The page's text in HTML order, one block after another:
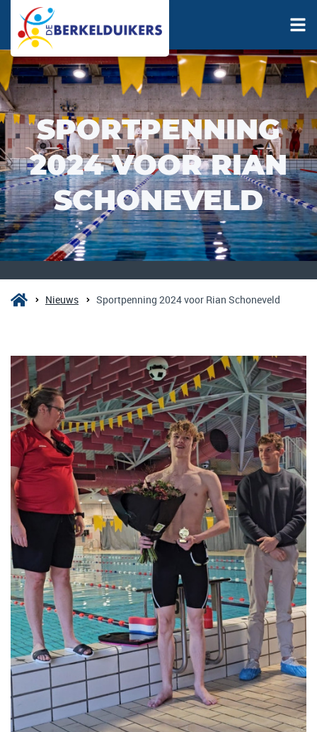
SPORTPENNING
2024 VOOR RIAN
SCHONEVELD
Nieuws Sportpenning 2024 voor Rian Schoneveld